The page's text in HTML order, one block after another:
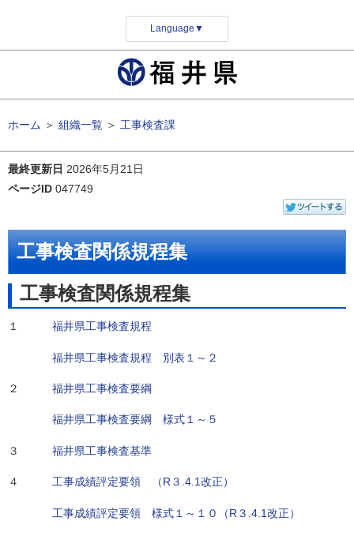
Language ▼
ホーム ＞ 組織一覧 ＞ 工事検査課
最終更新日 2026年5月21日
ページID 047749
工事検査関係規程集
工事検査関係規程集
１ 福井県工事検査規程
福井県工事検査規程 別表１～２
２ 福井県工事検査要綱
福井県工事検査要綱 様式１～５
３ 福井県工事検査基準
４ 工事成績評定要領 （R３.4.1改正）
工事成績評定要領 様式１～１０（R３.4.1改正）